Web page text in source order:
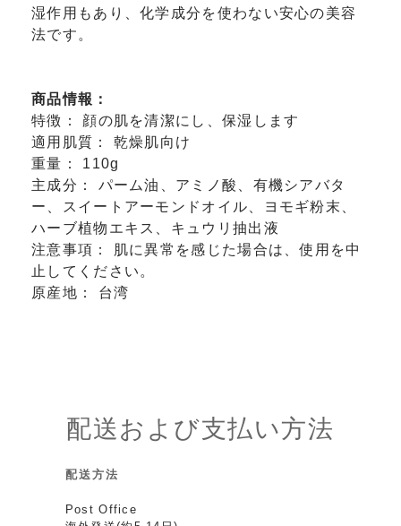
湿作用もあり、化学成分を使わない安心の美容
法です。
商品情報：
特徴： 顔の肌を清潔にし、保湿します
適用肌質： 乾燥肌向け
重量： 110g
主成分： パーム油、アミノ酸、有機シアバタ
ー、スイートアーモンドオイル、ヨモギ粉末、
ハーブ植物エキス、キュウリ抽出液
注意事項： 肌に異常を感じた場合は、使用を中
止してください。
原産地： 台湾
配送および支払い方法
配送方法
Post Office